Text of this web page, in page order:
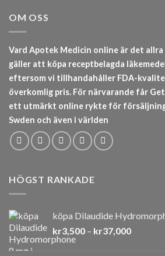
OM OSS
Vard Apotek Medicin online är det
gäller att köpa receptbelagda
eftersom vi tillhandahåller FDA-
överkomlig pris. För närvarande får
ett utmärkt online rykte för
Swden och även i världen
HÖGST RANKADE
köpa Dilaudide
kr3,500 – kr37,000